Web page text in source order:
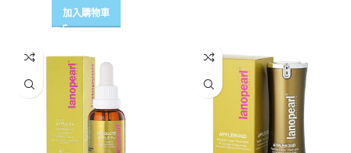
加入購物車